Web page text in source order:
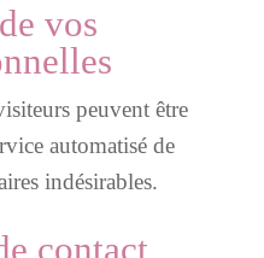
vos
peuvent être
automatisé de
indésirables.
contact